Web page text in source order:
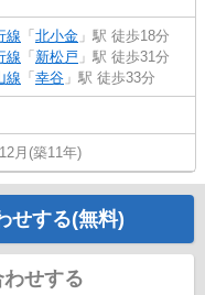
線 「北小金 」駅 徒歩18分
線 「新松戸 」駅 徒歩31分
線 「幸谷 」駅 徒歩33分
月(築11年)
せする(無料)
せする